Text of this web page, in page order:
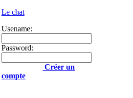
Le chat
Usename:
Password:
Créer un
compte